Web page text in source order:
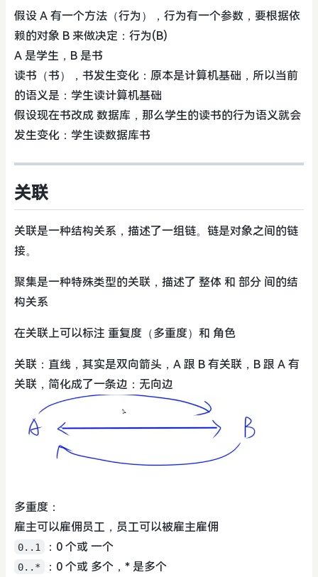
假设 A 有一个方法（行为），行为有一个参数，要根据依
赖的对象 B 来做决定：行为(B)
A 是学生，B 是书
读书（书），书发生变化：原本是计算机基础，所以当前
的语义是：学生读计算机基础
假设现在书改成 数据库，那么学生的读书的行为语义就会
发生变化：学生读数据库书
关联
关联是一种结构关系，描述了一组链。链是对象之间的链
接。
聚集是一种特殊类型的关联，描述了 整体 和 部分 间的结
构关系
在关联上可以标注 重复度（多重度）和 角色
关联：直线，其实是双向箭头，A 跟 B 有关联，B 跟 A 有
关联，简化成了一条边：无向边
多重度：
雇主可以雇佣员工，员工可以被雇主雇佣
0..1 ：0 个或 一个
0..*
：0 个或 多个，* 是多个